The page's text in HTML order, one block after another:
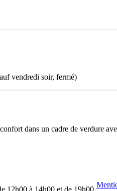
vendredi soir, fermé)
dans un cadre de verdure
12h00 à 14h00 et de 19h00